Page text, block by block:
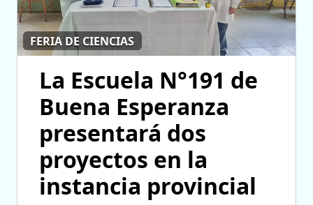
FERIA DE CIENCIAS
La Escuela N°191 de
Buena Esperanza
presentará dos
proyectos en la
instancia provincial